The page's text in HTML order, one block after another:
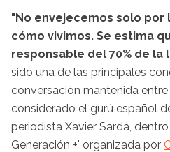
"No envejecemos solo por
cómo vivimos. Se estima
responsable del 70% de la
sido una de las principales
conversación mantenida
considerado el gurú español
periodista Xavier Sardá,
Generación +' organizada por